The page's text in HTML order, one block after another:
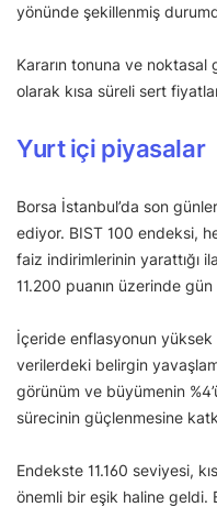
yönünde şekillenmiş
Kararın tonuna ve
olarak kısa süreli sert
Yurt içi piyasalar
Borsa İstanbul’da son
ediyor. BIST 100 endeksi,
faiz indirimlerinin yarattığı
11.200 puanın üzerinde gün
İçeride enflasyonun yüksek
verilerdeki belirgin
görünüm ve büyümenin
sürecinin güçlenmesine
Endekste 11.160 seviyesi,
önemli bir eşik haline geldi.